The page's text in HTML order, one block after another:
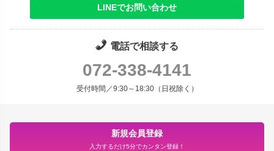
LINEでお問い合わせ
電話で相談する
072-338-4141
受付時間／9:30～18:30（日祝除く）
新規会員登録
入力するだけ5分でカンタン登録！